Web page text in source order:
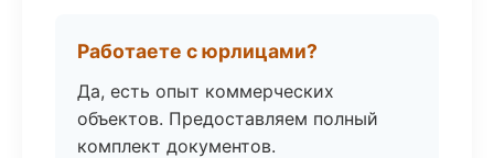
Работаете с юрлицами?
Да, есть опыт коммерческих
объектов. Предоставляем полный
комплект документов.